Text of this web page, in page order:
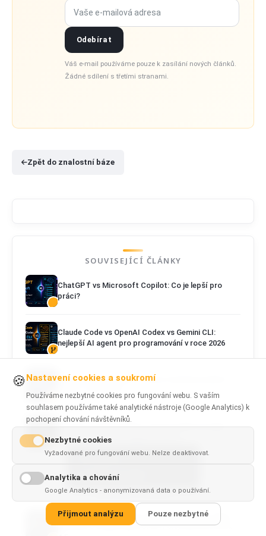
Vaše e-mailová adresa
Odebírat
Váš e-mail používáme pouze k zasílání nových článků.
Žádné sdílení s třetími stranami.
Zpět do znalostní báze
SOUVISEJÍCÍ ČLÁNKY
ChatGPT vs Microsoft Copilot: Co je lepší pro
práci?
Claude Code vs OpenAI Codex vs Gemini CLI:
nejlepší AI agent pro programování v roce 2026
Kimi K3 vs DeepSeek V4: který otevřený model AI
zvolit v roce 2026?
Kimi K3 vs Claude Fable 5: který model AI je lepší
pro programování a agentní práci?
VŠECHNY ČLÁNKY
Muse Spark 1.2 a Muse Code: benchmarky, ceny a
srovnání s Claude Opus 5, GPT-5.6, Kimi K3 a Grok
This page is
available in
🍪 Nastavení cookies a soukromí
Používáme nezbytné cookies pro fungování webu. S vaším
souhlasem používáme také analytické nástroje (Google Analytics) k
pochopení chování návštěvníků.
Nezbytné cookies
Vyžadované pro fungování webu. Nelze deaktivovat.
Analytika a chování
Google Analytics - anonymizovaná data o používání.
Přijmout analýzu Pouze nezbytné